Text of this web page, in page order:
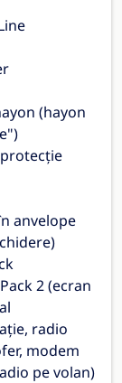
(hayon
anvelope
2 (ecran
radio
modem
pe volan)